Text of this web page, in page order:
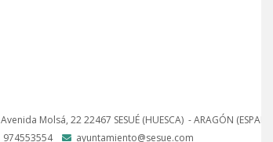
Avenida Molsá, 2222467 SESUÉ (HUESCA) - ARAGÓN (ESPAÑA)
974553554
ayuntamiento@sesue.com